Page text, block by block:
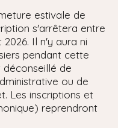
estivale de
s'arrêtera entre
Il n'y aura ni
pendant cette
de
ou de
Les inscriptions et
reprendront